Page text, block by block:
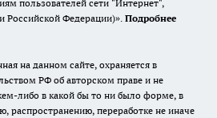
пользователей сети "Интернет",
Российской Федерации)». Подробнее
на данном сайте, охраняется в
РФ об авторском праве и не
либо в какой бы то ни было форме, в
распространению, переработке не иначе